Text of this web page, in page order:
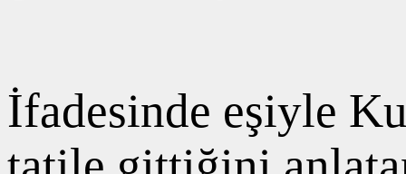
İfadesinde eşiyle